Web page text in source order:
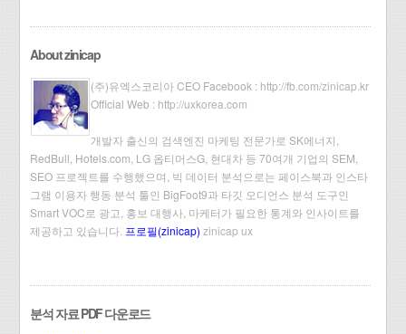
About zinicap
(주)유엑스코리아 CEO Facebook : http://fb.com/zinicap.kr
Official Web : http://uxkorea.com
개발자 출신의 검색엔진 마케팅 전문가로 SK에너지,
RedBull, Hotels.com, LG 옵티머스G, 현대차 등 70여개 기업의 SEM,
SEO 프로젝트를 수행했으며, 빅 데이터 분석으로는 페이스북과 인스타
그램 이용자 행동 분석 툴인 BigFoot9과 타깃 오디언스 분석 도구인
Smart VOC로 광고, 홍보 대행사, 마케터가 필요한 통계와 인사이트를
제공하고 있습니다. 프로필(zinicap) zinicap ux
분석 자료 PDF 다운로드